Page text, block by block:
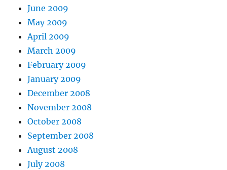
June 2009
May 2009
April 2009
March 2009
February 2009
January 2009
December 2008
November 2008
October 2008
September 2008
August 2008
July 2008